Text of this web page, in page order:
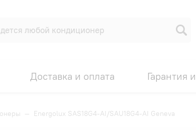
Доставка и оплата Гарантия
— Energolux SAS18G4-AI/SAU18G4-AI Geneva